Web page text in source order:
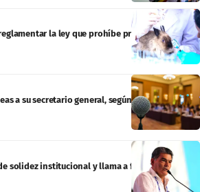
la ley que prohíbe pruebas
a su secretario general, según el Consejo de
solidez institucional y llama a fortalecer la